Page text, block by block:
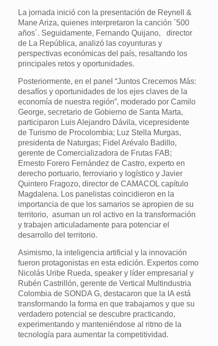
La jornada inició con la presentación de Reynell &
Mane Ariza, quienes interpretaron la canción ´500
años´. Seguidamente, Fernando Quijano, director
de La República, analizó las coyunturas y
perspectivas económicas del país, resaltando los
principales retos y oportunidades.
Posteriormente, en el panel “Juntos Crecemos Más:
desafíos y oportunidades de los ejes claves de la
economía de nuestra región”, moderado por Camilo
George, secretario de Gobierno de Santa Marta,
participaron Luis Alejandro Dávila, vicepresidente
de Turismo de Procolombia; Luz Stella Murgas,
presidenta de Naturgas; Fidel Arévalo Badillo,
gerente de Comercializadora de Frutas FAB;
Ernesto Forero Fernández de Castro, experto en
derecho portuario, ferroviario y logístico y Javier
Quintero Fragozo, director de CAMACOL capítulo
Magdalena. Los panelistas coincidieron en la
importancia de que los samarios se apropien de su
territorio, asuman un rol activo en la transformación
y trabajen articuladamente para potenciar el
desarrollo del territorio.
Asimismo, la inteligencia artificial y la innovación
fueron protagonistas en esta edición. Expertos como
Nicolás Uribe Rueda, speaker y líder empresarial y
Rubén Castrillón, gerente de Vertical Multindustria
Colombia de SONDA G, destacaron que la IA está
transformando la forma en que trabajamos y que su
verdadero potencial se descubre practicando,
experimentando y manteniéndose al ritmo de la
tecnología para aumentar la competitividad.